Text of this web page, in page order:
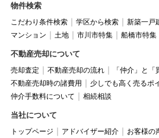
物件検索
こだわり条件検索 学区から検索 新築一戸
マンション
土地 市川市特集 船橋市特集
不動産売却について
売却査定 不動産売却の流れ
「仲介」と
不動産売却時の諸費用
少しでも高く売るポ
仲介手数料について
相続相談
当社について
トップページ アドバイザー紹介 お客様の